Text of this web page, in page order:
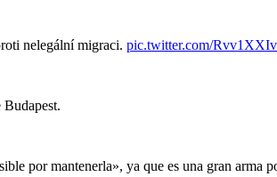
nelegální migraci. pic.twitter.com/
por mantenerla», ya que es una gran arma